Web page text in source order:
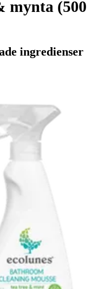
mynta (500
ingredienser